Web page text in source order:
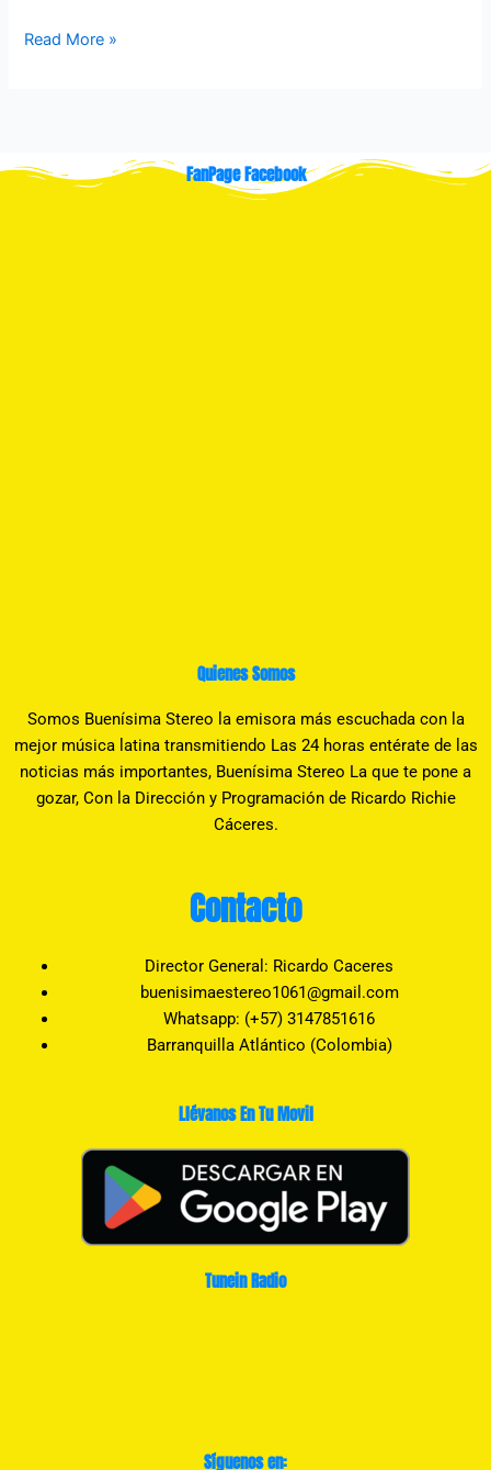
Read More »
FanPage Facebook
Quienes Somos
Somos Buenísima Stereo la emisora más escuchada con la
mejor música latina transmitiendo Las 24 horas entérate de las
noticias más importantes, Buenísima Stereo La que te pone a
gozar, Con la Dirección y Programación de Ricardo Richie
Cáceres.
Contacto
Director General: Ricardo Caceres
buenisimaestereo1061@gmail.com
Whatsapp: (+57) 3147851616
Barranquilla Atlántico (Colombia)
Llévanos En Tu Movil
Tunein Radio
Síguenos en: